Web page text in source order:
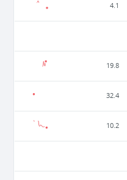
4.1
19.8
32.4
10.2